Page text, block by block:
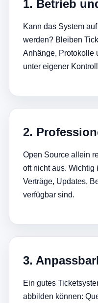
1. Betrieb
Kann das System
werden? Bleiben
Anhänge, Protokolle
unter eigener
2.
Open Source allein
oft nicht aus. Wichtig
Verträge, Updates,
verfügbar sind.
3.
Ein gutes
abbilden können: